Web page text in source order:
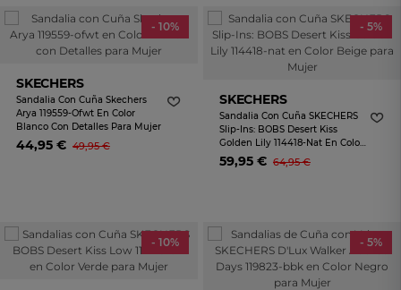
- 10%
SKECHERS
Sandalia Con Cuña Skechers
Arya 119559-Ofwt En Color
Blanco Con Detalles Para Mujer
44,95 € 49,95 €
- 5%
SKECHERS
Sandalia Con Cuña SKECHERS
Slip-Ins: BOBS Desert Kiss
Golden Lily 114418-Nat En Color
Beige Para Mujer
59,95 € 64,95 €
- 10% - 5%